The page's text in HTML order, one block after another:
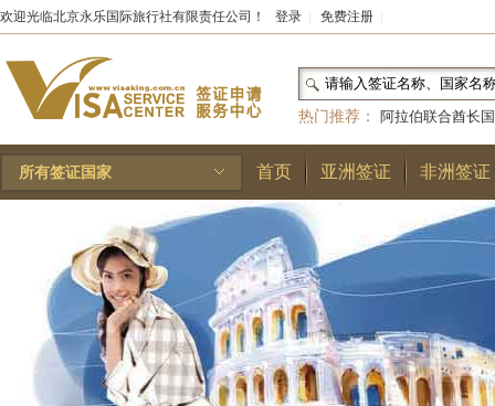
欢迎光临北京永乐国际旅行社有限责任公司！ 登录 免费注册
热门推荐：
阿拉伯联合酋长国
和国|布基纳法索|巴勒斯坦
林王国|安道尔公国|
所有签证国家 首页 亚洲签证 非洲签证